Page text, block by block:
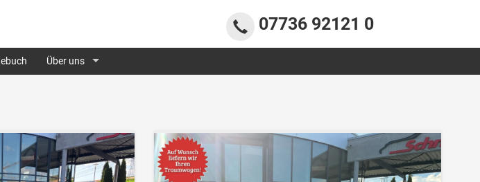
07736 92121 0
Über uns